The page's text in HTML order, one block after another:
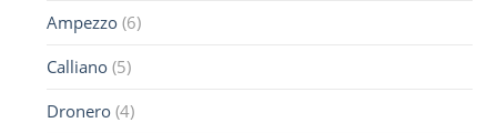
Ampezzo (6)
Calliano (5)
Dronero (4)